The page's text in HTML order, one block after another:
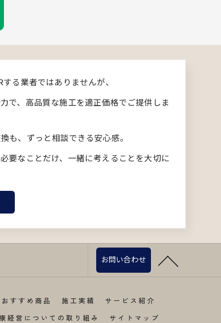
る業者ではありませんが、
で、高品質な施工を適正価格でご提供しま
も、ずっと相談できる安心感。
要なことだけ、一緒に考えることを大切に
お問い合わせ
おすすめ商品 施工実績
サービス紹介
経営についての取り組み
サイトマップ